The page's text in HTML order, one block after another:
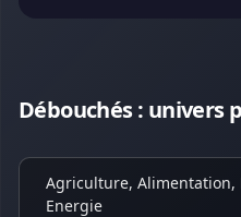
Débouchés : univers
Agriculture, Alimentation,
Energie